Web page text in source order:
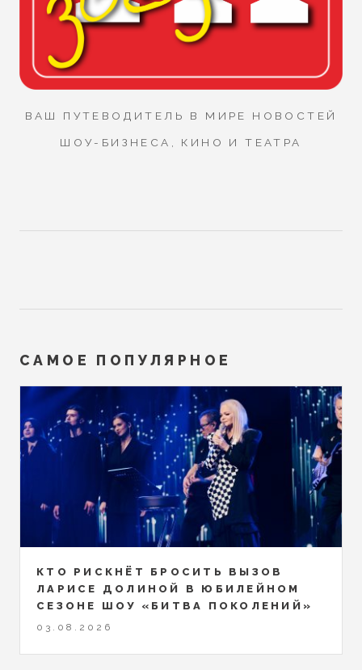
ВАШ ПУТЕВОДИТЕЛЬ В МИРЕ НОВОСТЕЙ
ШОУ-БИЗНЕСА, КИНО И ТЕАТРА
САМОЕ ПОПУЛЯРНОЕ
КТО РИСКНЁТ БРОСИТЬ ВЫЗОВ
ЛАРИСЕ ДОЛИНОЙ В ЮБИЛЕЙНОМ
СЕЗОНЕ ШОУ «БИТВА ПОКОЛЕНИЙ»
03.08.2026